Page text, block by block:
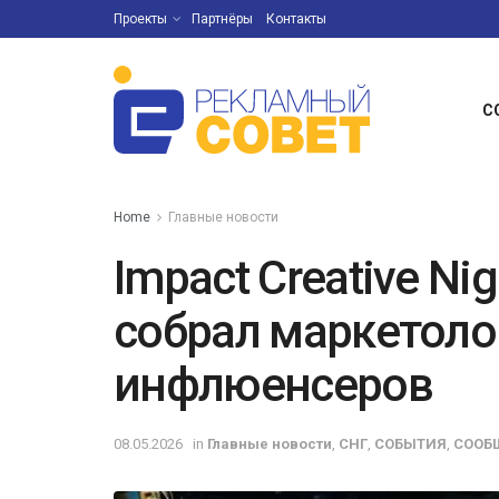
Проекты Партнёры Контакты
Home Главные новости
Impact Creative
собрал
инфлюенсеров
08.05.2026 in Главные новости СНГ СОБЫТИЯ